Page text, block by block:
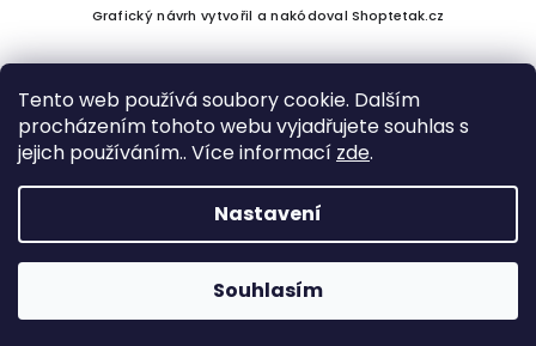
Tento web používá soubory cookie. Dalším
procházením tohoto webu vyjadřujete souhlas s
jejich používáním.. Více informací zde.
Nastavení
Souhlasím
Vytvořil Shoptet
Grafický návrh vytvořil a nakódovalShoptetak.cz
Podle zákona o evidenci tržeb je prodávající povinen vystavit
kupujícímu účtenku. Zároveň je povinen zaevidovat přijatou
tržbu u správce daně online; v případě technického výpadku
pak nejpozději do 48 hodin.